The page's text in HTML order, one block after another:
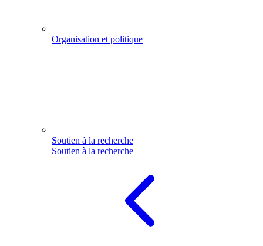
Organisation et politique
Soutien à la recherche
Soutien à la recherche